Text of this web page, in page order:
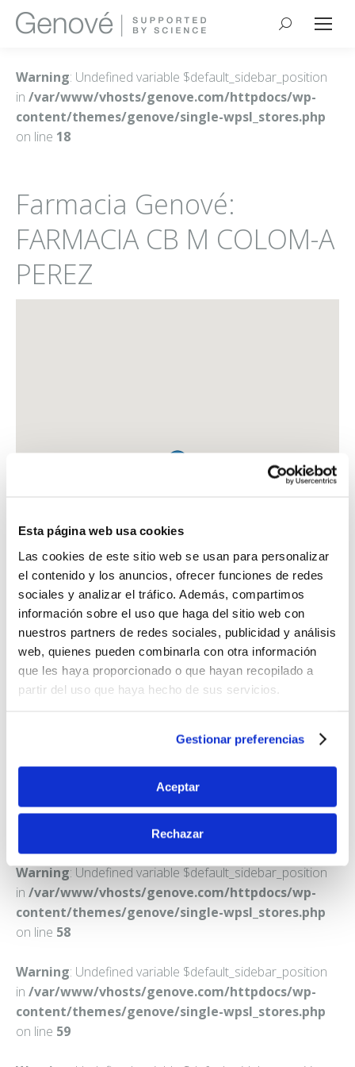
Esta página web usa cookies
Las cookies de este sitio web se usan para personalizar
el contenido y los anuncios, ofrecer funciones de redes
sociales y analizar el tráfico. Además, compartimos
información sobre el uso que haga del sitio web con
nuestros partners de redes sociales, publicidad y análisis
web, quienes pueden combinarla con otra información
que les haya proporcionado o que hayan recopilado a
partir del uso que haya hecho de sus servicios.
Gestionar preferencias
Aceptar
Rechazar
Buscar:
Warning: Undefined variable $default_sidebar_position
in /var/www/vhosts/genove.com/httpdocs/wp-
content/themes/genove/single-wpsl_stores.php
on line 18
Farmacia Genové:
FARMACIA CB M COLOM-A
PEREZ
FARMACIA CB M COLOM-A PEREZ
C. MERINDAD DE SANGUESA, 3
Warning: Undefined variable $default_sidebar_position
in /var/www/vhosts/genove.com/httpdocs/wp-
content/themes/genove/single-wpsl_stores.php
on line 58
Warning: Undefined variable $default_sidebar_position
in /var/www/vhosts/genove.com/httpdocs/wp-
content/themes/genove/single-wpsl_stores.php
on line 59